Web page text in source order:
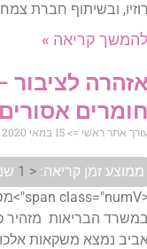
רוזיו, ובשיתוף חברת
להמשך קריאה »
לציבור
חומרים
אתר ראשי 15 במאי 2020
ממוצע זמן קריאה: < 1
במשרד הבריאות מזהיר
נמצא משקאות